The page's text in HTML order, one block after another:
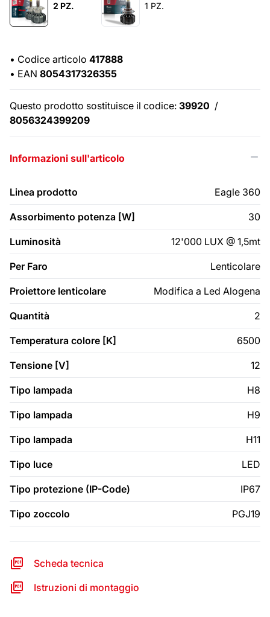
2 PZ.
1 PZ.
• Codice articolo 417888
• EAN 8054317326355
Questo prodotto sostituisce il codice: 39920 /
8056324399209
Informazioni sull'articolo
Linea prodotto Eagle 360
Assorbimento potenza [W] 30
Luminosità 12'000 LUX @ 1,5mt
Per Faro Lenticolare
Proiettore lenticolare Modifica a Led Alogena
Quantità 2
Temperatura colore [K] 6500
Tensione [V] 12
Tipo lampada H8
Tipo lampada H9
Tipo lampada H11
Tipo luce LED
Tipo protezione (IP-Code) IP67
Tipo zoccolo PGJ19
Scheda tecnica
Istruzioni di montaggio